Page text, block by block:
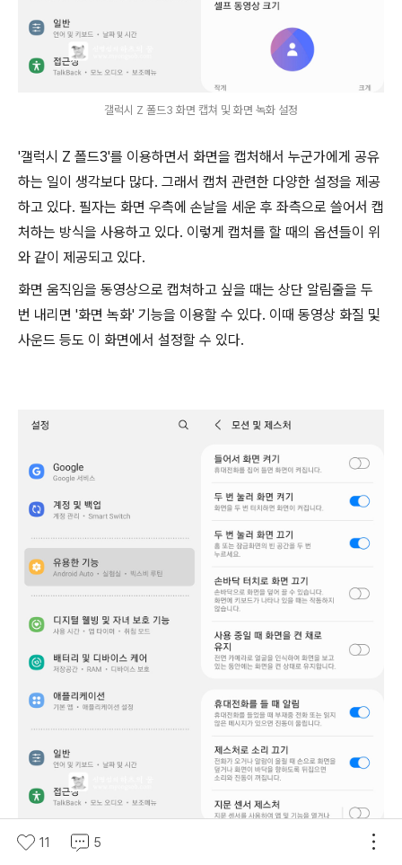
갤럭시 Z 폴드3 화면 캡쳐 및 화면 녹화 설정
'갤럭시 Z 폴드3'를 이용하면서 화면을 캡처해서 누군가에게 공유
하는 일이 생각보다 많다. 그래서 캡처 관련한 다양한 설정을 제공
하고 있다. 필자는 화면 우측에 손날을 세운 후 좌측으로 쓸어서 캡
처하는 방식을 사용하고 있다. 이렇게 캡처를 할 때의 옵션들이 위
와 같이 제공되고 있다.
화면 움직임을 동영상으로 캡쳐하고 싶을 때는 상단 알림줄을 두
번 내리면 '화면 녹화' 기능을 이용할 수 있다. 이때 동영상 화질 및
사운드 등도 이 화면에서 설정할 수 있다.
11 5